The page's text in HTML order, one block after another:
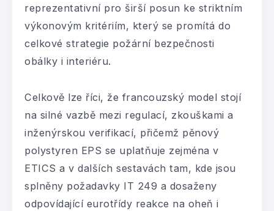
reprezentativní pro širší posun ke striktním
výkonovým kritériím, který se promítá do
celkové strategie požární bezpečnosti
obálky i interiéru.
Celkově lze říci, že francouzský model stojí
na silné vazbě mezi regulací, zkouškami a
inženýrskou verifikací, přičemž pěnový
polystyren EPS se uplatňuje zejména v
ETICS a v dalších sestavách tam, kde jsou
splněny požadavky IT 249 a dosaženy
odpovídající eurotřídy reakce na oheň i